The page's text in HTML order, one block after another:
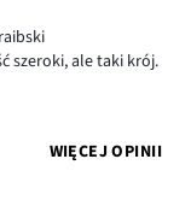
szeroki, ale taki krój.
WIĘCEJ OPINII